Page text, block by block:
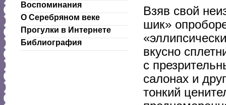
Воспоминания
О Серебряном веке
Прогулки в Интернете
Библиография
Взяв свой
шик»
вкусно
с
салонах и
тонкий